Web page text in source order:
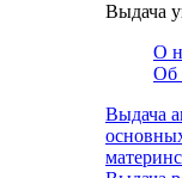
Выдача
О
Об
Выдача